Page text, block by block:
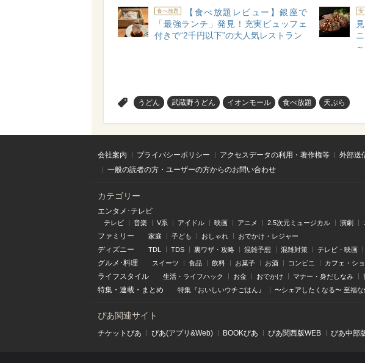
食べ放題
【食べ放題レビュー】銀座で
「最強ランチ」発見！充実ビュッフェ
付きで“2千円以下”の大人気レストラン
安
うどん 武蔵野うどん イオンモール 食べ放題 天ぷら
会社案内 プライバシーポリシー アクセスデータの利用・著作権等 外部送
一般の読者の方・ユーザーの方からのお問い合わせ
カテゴリー
エンタメ･テレビ
テレビ 音楽 V系 アイドル 映画 アニメ 2.5次元ミュージカル 演劇
ファミリー 家庭 子ども おしゃれ おでかけ・レジャー
ディズニー TDL TDS 裏ワザ・攻略 混雑予想 混雑対策 テレビ・映画
グルメ･料理 スイーツ 食品 飲料 お菓子 お酒 コンビニ カフェ・シ
ライフスタイル 生活・ライフハック お金 おでかけ マナー・身だしなみ
特集 ・ 連載 ・ まとめ 特集『おいしいウチごはん』 〜シェアしたくなる〜 至福
ぴあ関連サイト
チケットぴあ ぴあ(アプリ&Web) BOOKぴあ ぴあ関⻄版WEB ぴあ中部